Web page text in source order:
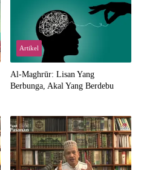
Artikel
Al-Maghrūr: Lisan Yang
Berbunga, Akal Yang Berdebu